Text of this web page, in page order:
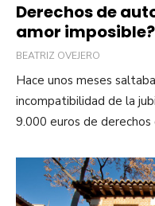
Derechos de
amor imposible?
BEATRIZ OVEJERO
Hace unos meses
incompatibilidad de la
9.000 euros de